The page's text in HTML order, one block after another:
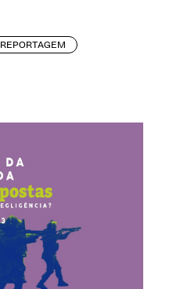
REPORTAGEM